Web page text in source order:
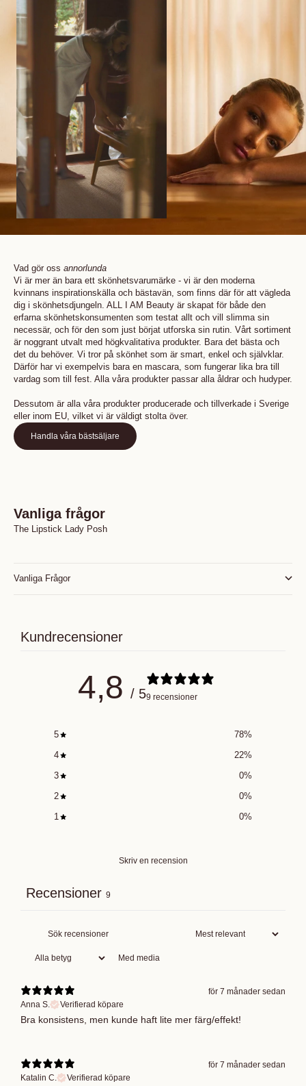
Vad gör oss annorlunda
Vi är mer än bara ett skönhetsvarumärke - vi är den moderna
kvinnans inspirationskälla och bästavän, som finns där för att vägleda
dig i skönhetsdjungeln. ALL I AM Beauty är skapat för både den
erfarna skönhetskonsumenten som testat allt och vill slimma sin
necessär, och för den som just börjat utforska sin rutin. Vårt sortiment
är noggrant utvalt med högkvalitativa produkter. Bara det bästa och
det du behöver. Vi tror på skönhet som är smart, enkel och självklar.
Därför har vi exempelvis bara en mascara, som fungerar lika bra till
vardag som till fest. Alla våra produkter passar alla åldrar och hudyper.
Dessutom är alla våra produkter producerade och tillverkade i Sverige
eller inom EU, vilket vi är väldigt stolta över.
Handla våra bästsäljare
Vanliga frågor
The Lipstick Lady Posh
Vanliga Frågor
Kundrecensioner
4,8 / 59 recensioner
5 78%
4
22%
3
0%
2
0%
1
0%
Skriv en recension
Recensioner 9
Med media
för 7 månader sedan
Anna S.
Verifierad köpare
Bra konsistens, men kunde haft lite mer färg/effekt!
för 7 månader sedan
Katalin C.
Verifierad köpare